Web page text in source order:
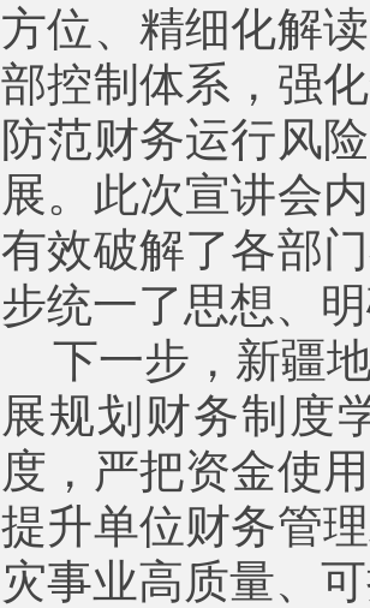
方位、精细化解
部控制体系，强
防范财务运行风
展。此次宣讲会
有效破解了各部
步统一了思想、
下一步，新疆
展规划财务制度
度，严把资金使
提升单位财务管
灾事业高质量、